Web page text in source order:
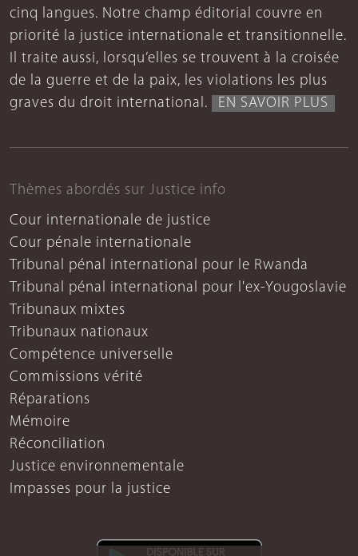
cinq langues. Notre champ éditorial couvre en
priorité la justice internationale et transitionnelle.
Il traite aussi, lorsqu’elles se trouvent à la croisée
de la guerre et de la paix, les violations les plus
graves du droit international.
EN SAVOIR PLUS
Thèmes abordés sur Justice info
Cour internationale de justice
Cour pénale internationale
Tribunal pénal international pour le Rwanda
Tribunal pénal international pour l'ex-Yougoslavie
Tribunaux mixtes
Tribunaux nationaux
Compétence universelle
Commissions vérité
Réparations
Mémoire
Réconciliation
Justice environnementale
Impasses pour la justice